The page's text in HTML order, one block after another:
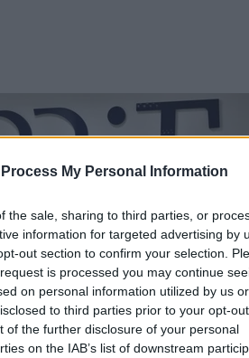
Process My Personal Information
the sale, sharing to third parties, or
information for targeted advertising by
out section to confirm your selection.
is processed you may continue
on personal information utilized by us or
to third parties prior to your opt-
of the further disclosure of your personal
on the IAB’s list of downstream